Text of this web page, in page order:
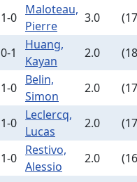
1-0
Maloteau,
Pierre
3.0
0-1
Huang,
Kayan
2.0
1-0
Belin,
Simon
2.0
1-0
Leclercq,
Lucas
2.0
1-0
Restivo,
Alessio
2.0